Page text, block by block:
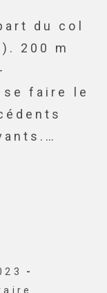
du col
200 m
faire le